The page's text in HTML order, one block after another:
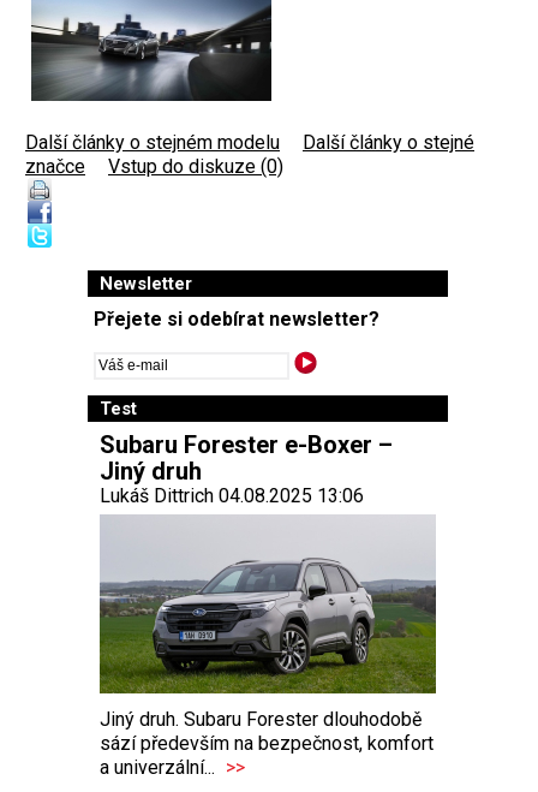
Další články o stejném modelu
Další články o stejné
značce
Vstup do diskuze (0)
Newsletter
Přejete si odebírat newsletter?
Test
Subaru Forester e-Boxer –
Jiný druh
Lukáš Dittrich 04.08.2025 13:06
Jiný druh. Subaru Forester dlouhodobě
sází především na bezpečnost, komfort
a univerzální... >>